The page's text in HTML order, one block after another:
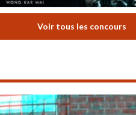
Voir tous les concours